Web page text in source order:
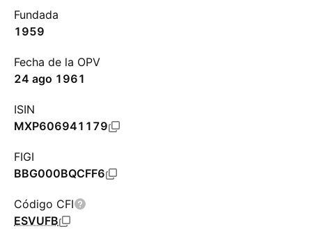
Fundada
1959
Fecha de la OPV
24 ago 1961
ISIN
MXP606941179
FIGI
BBG000BQCFF6
Código CFI
ESVUFB